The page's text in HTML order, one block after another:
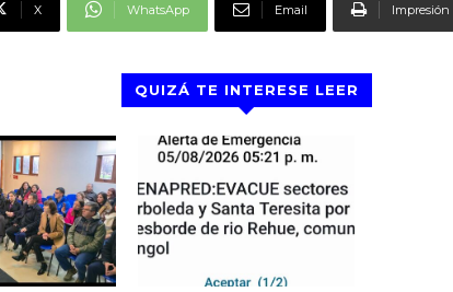
X WhatsApp Email Impresión
QUIZÁ TE INTERESE LEER